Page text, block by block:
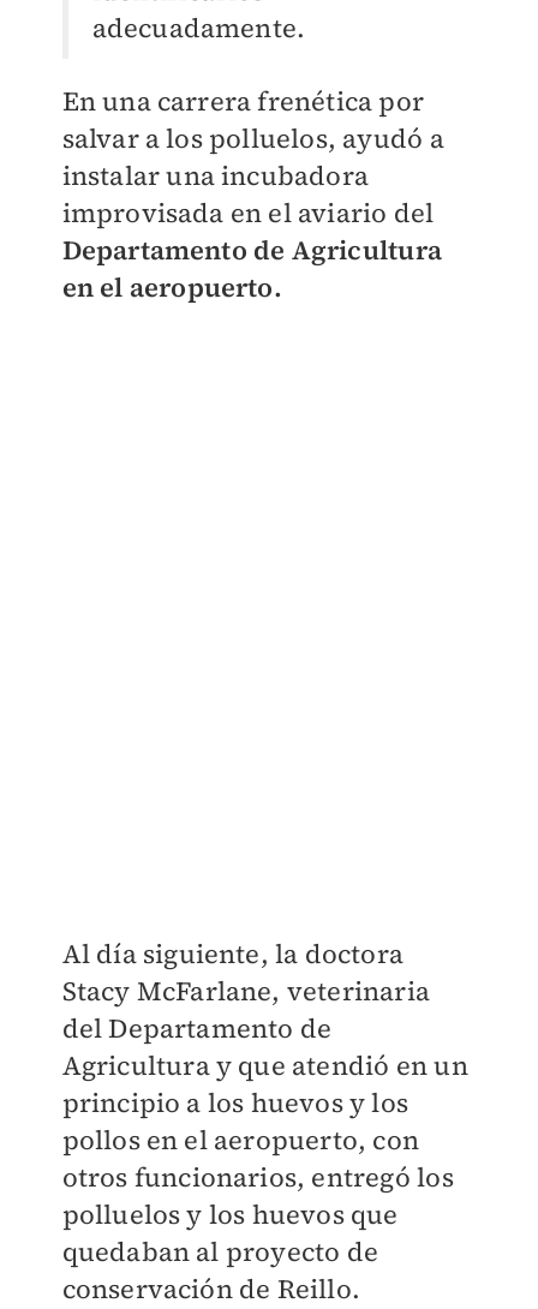
adecuadamente.
En una carrera frenética por
salvar a los polluelos, ayudó a
instalar una incubadora
improvisada en el aviario del
Departamento de Agricultura
en el aeropuerto.
Al día siguiente, la doctora
Stacy McFarlane, veterinaria
del Departamento de
Agricultura y que atendió en un
principio a los huevos y los
pollos en el aeropuerto, con
otros funcionarios, entregó los
polluelos y los huevos que
quedaban al proyecto de
conservación de Reillo.